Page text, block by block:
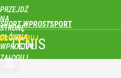
PRZEJDŹ
NA
STRONĘ
GŁÓWNĄ
WPROST.PL
SPORT WPROST
ZALOGUJ
TENIS